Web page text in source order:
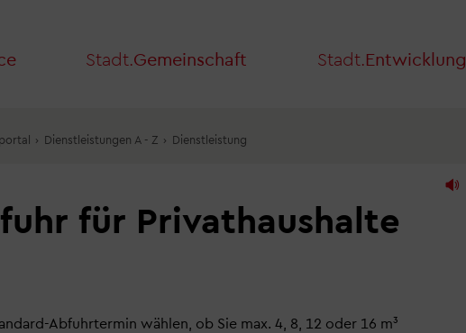
Stadt. Gemeinschaft Stadt. Entwicklung
› Dienstleistungen A - Z › Dienstleistung
für Privathaushalte
Abfuhrtermin wählen, ob Sie max. 4, 8, 12 oder 16 m³